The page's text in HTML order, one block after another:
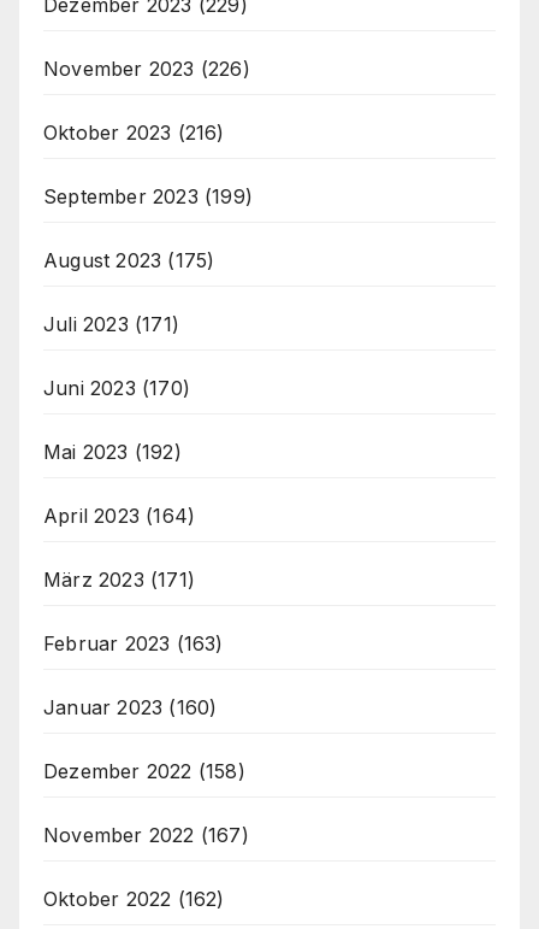
November 2023 (226)
Oktober 2023 (216)
September 2023 (199)
August 2023 (175)
Juli 2023 (171)
Juni 2023 (170)
Mai 2023 (192)
April 2023 (164)
März 2023 (171)
Februar 2023 (163)
Januar 2023 (160)
Dezember 2022 (158)
November 2022 (167)
Oktober 2022 (162)